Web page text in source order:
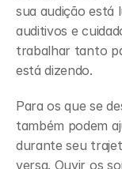
sua audição está
auditivos e
trabalhar tanto
está dizendo.
Para os que se
também podem
durante seu
versa. Ouvir os